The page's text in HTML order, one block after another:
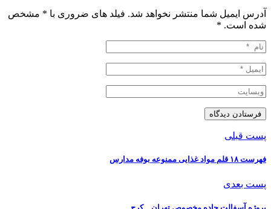
آدرس ایمیل شما منتشر نخواهد شد. فیلد های ضروری با * مشخص
شده است. *
پست قبلی
فهرست ۱۸ قلم مواد غذایی ممنوعه بوفه مدارس
پست بعدی